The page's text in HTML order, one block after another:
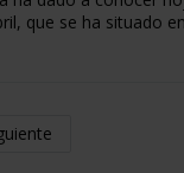
que se ha situado